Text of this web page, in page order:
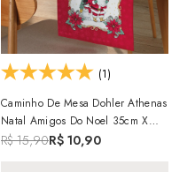
(1)
Caminho De Mesa Dohler Athenas
Natal Amigos Do Noel 35cm X
1,00m
R$ 15,90R$ 10,90